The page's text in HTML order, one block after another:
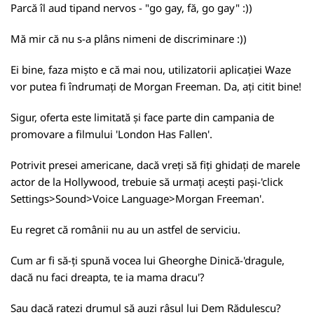
Parcă îl aud tipand nervos - "go gay, fă, go gay" :))
Mă mir că nu s-a plâns nimeni de discriminare :))
Ei bine, faza mișto e că mai nou, utilizatorii aplicației Waze
vor putea fi îndrumați de Morgan Freeman. Da, ați citit bine!
Sigur, oferta este limitată și face parte din campania de
promovare a filmului 'London Has Fallen'.
Potrivit presei americane, dacă vreți să fiți ghidați de marele
actor de la Hollywood, trebuie să urmați acești pași-'click
Settings>Sound>Voice Language>Morgan Freeman'.
Eu regret că românii nu au un astfel de serviciu.
Cum ar fi să-ți spună vocea lui Gheorghe Dinică-'dragule,
dacă nu faci dreapta, te ia mama dracu'?
Sau dacă ratezi drumul să auzi râsul lui Dem Rădulescu?